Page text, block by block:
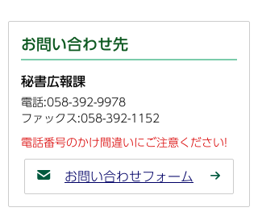
お問い合わせ先
秘書広報課
電話:058-392-9978
ファックス:058-392-1152
電話番号のかけ間違いにご注意ください!
お問い合わせフォーム